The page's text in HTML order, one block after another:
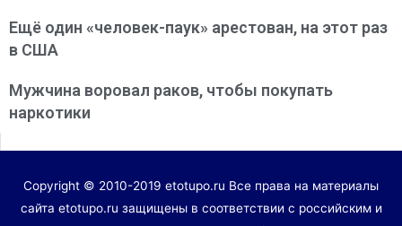
Ещё один «человек-паук» арестован, на этот раз
в США
Мужчина воровал раков, чтобы покупать
наркотики
Copyright © 2010-2019 etotupo.ru Все права на материалы
сайта etotupo.ru защищены в соответствии с российским и